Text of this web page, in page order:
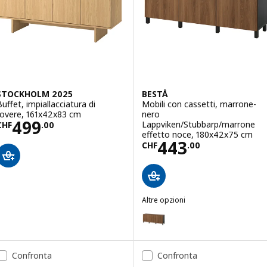
2025
impiallacciatura di
161x42x83 cm
499.00CHF 499.00
BESTÅ
Mobili con cassetti, marrone-
nero
Lappviken/Stubbarp/marrone
effetto noce, 180x42x75 cm
CHF443.00
Prezzo CHF
Altre opzioni
Opzione: BESTÅ, Mobili con
Opzione: BESTÅ, Mobili con
Confronta Confronta